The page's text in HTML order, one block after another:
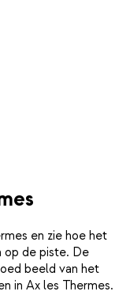
en zie hoe het
op de piste. De
beeld van het
in Ax les Thermes.